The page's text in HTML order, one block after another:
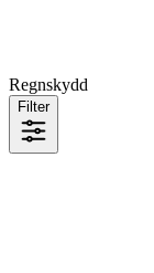
Regnskydd
Filter